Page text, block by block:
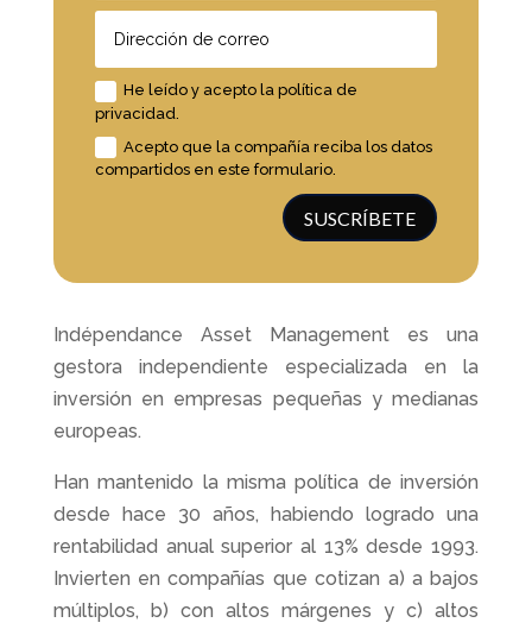
He leído y acepto la política de
privacidad.
Acepto que la compañía reciba los datos
compartidos en este formulario.
SUSCRÍBETE
Indépendance Asset Management es una
gestora independiente especializada en la
inversión en empresas pequeñas y medianas
europeas.
Han mantenido la misma política de inversión
desde hace 30 años, habiendo logrado una
rentabilidad anual superior al 13% desde 1993.
Invierten en compañías que cotizan a) a bajos
múltiplos, b) con altos márgenes y c) altos